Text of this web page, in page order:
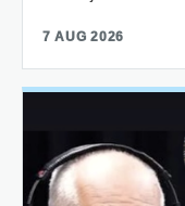
7 AUG 2026